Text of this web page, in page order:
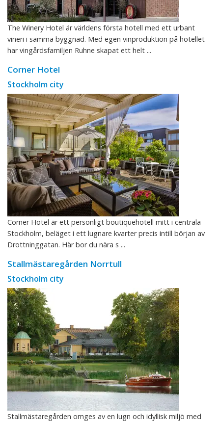
The Winery Hotel är världens första hotell med ett urbant
vineri i samma byggnad. Med egen vinproduktion på hotellet
har vingårdsfamiljen Ruhne skapat ett helt ...
Corner Hotel
Stockholm city
Corner Hotel är ett personligt boutiquehotell mitt i centrala
Stockholm, beläget i ett lugnare kvarter precis intill början av
Drottninggatan. Här bor du nära s ...
Stallmästaregården Norrtull
Stockholm city
Stallmästaregården omges av en lugn och idyllisk miljö med